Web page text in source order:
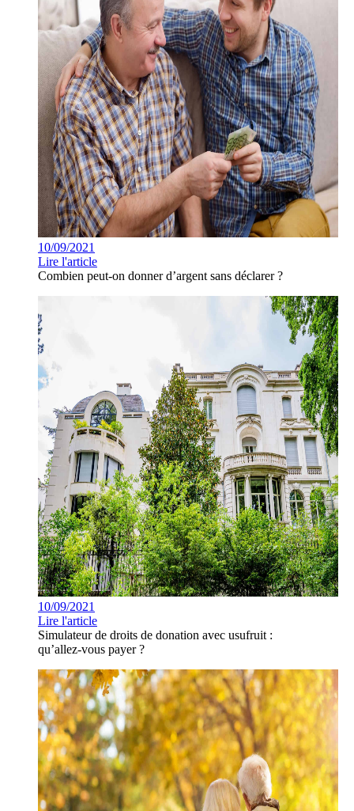
10/09/2021
Lire l'article
Combien peut-on donner d’argent sans déclarer ?
10/09/2021
Lire l'article
Simulateur de droits de donation avec usufruit :
qu’allez-vous payer ?